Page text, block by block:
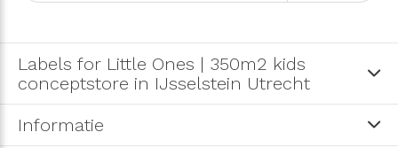
Labels for Little Ones | 350m2 kids
conceptstore in IJsselstein Utrecht
Informatie